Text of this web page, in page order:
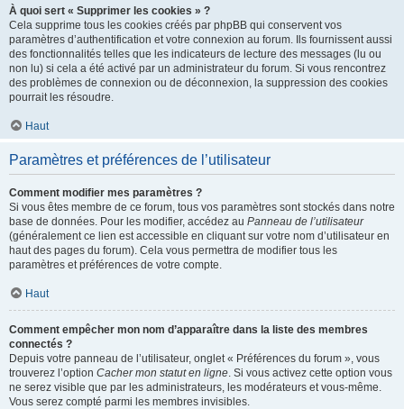
À quoi sert « Supprimer les cookies » ?
Cela supprime tous les cookies créés par phpBB qui conservent vos
paramètres d’authentification et votre connexion au forum. Ils fournissent aussi
des fonctionnalités telles que les indicateurs de lecture des messages (lu ou
non lu) si cela a été activé par un administrateur du forum. Si vous rencontrez
des problèmes de connexion ou de déconnexion, la suppression des cookies
pourrait les résoudre.
Haut
Paramètres et préférences de l’utilisateur
Comment modifier mes paramètres ?
Si vous êtes membre de ce forum, tous vos paramètres sont stockés dans notre
base de données. Pour les modifier, accédez au Panneau de l’utilisateur
(généralement ce lien est accessible en cliquant sur votre nom d’utilisateur en
haut des pages du forum). Cela vous permettra de modifier tous les
paramètres et préférences de votre compte.
Haut
Comment empêcher mon nom d’apparaître dans la liste des membres
connectés ?
Depuis votre panneau de l’utilisateur, onglet « Préférences du forum », vous
trouverez l’option Cacher mon statut en ligne. Si vous activez cette option vous
ne serez visible que par les administrateurs, les modérateurs et vous-même.
Vous serez compté parmi les membres invisibles.